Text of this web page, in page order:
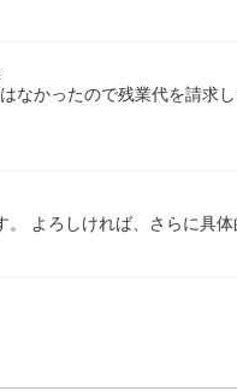
なかったので残業代を請求
。 よろしければ、さらに具